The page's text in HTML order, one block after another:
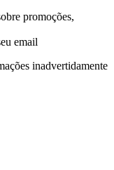
promoções,
email
inadvertidamente